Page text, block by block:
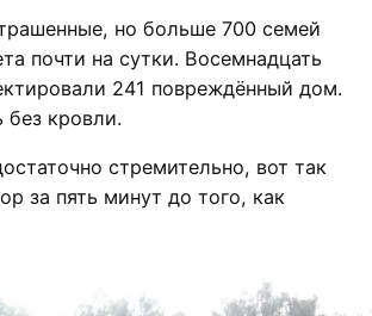
но больше 700 семей
почти на сутки. Восемнадцать
241 повреждённый дом.
без кровли.
стремительно, вот так
за пять минут до того, как